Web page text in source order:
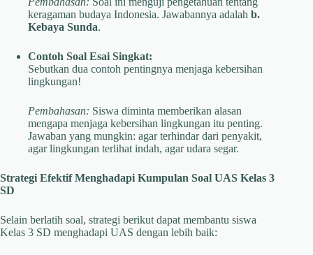
keragaman budaya Indonesia. Jawabannya adalah b.
Kebaya Sunda.
Contoh Soal Esai Singkat:
Sebutkan dua contoh pentingnya menjaga kebersihan
lingkungan!
Pembahasan: Siswa diminta memberikan alasan
mengapa menjaga kebersihan lingkungan itu penting.
Jawaban yang mungkin: agar terhindar dari penyakit,
agar lingkungan terlihat indah, agar udara segar.
Strategi Efektif Menghadapi Kumpulan Soal UAS Kelas 3
SD
Selain berlatih soal, strategi berikut dapat membantu siswa
Kelas 3 SD menghadapi UAS dengan lebih baik: